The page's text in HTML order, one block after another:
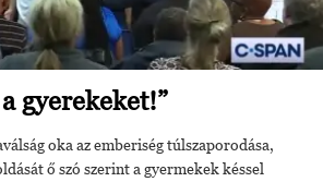
gyerekeket!”
oka az emberiség túlszaporodása,
ő szó szerint a gyermekek késsel